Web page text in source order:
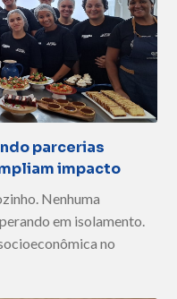
parcerias
impacto
Nenhuma
em isolamento.
no